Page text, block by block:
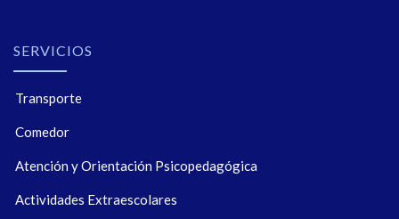
SERVICIOS
Transporte
Comedor
Atención y Orientación Psicopedagógica
Actividades Extraescolares